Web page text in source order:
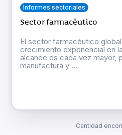
Informes sectoriales
Sector farmacéutico
El sector farmacéutico
crecimiento exponencial en
alcance es cada vez mayor,
manufactura y ...
Cantidad